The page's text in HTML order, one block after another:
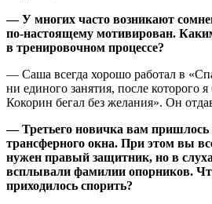
— У многих часто возникают
по-настоящему мотивирован.
в тренировочном процессе?
— Саша всегда хорошо работал в
ни единого занятия, после которого
Кокорин бегал без желания». Он
— Третьего новичка вам пришлось
трансферного окна. При этом вы
нужен правый защитник, но в
всплывали фамилии опорников.
приходилось спорить?